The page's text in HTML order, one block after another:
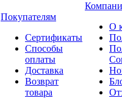
Покупателям
Сертификаты
Способы
оплаты
Доставка
Возврат
товара
О